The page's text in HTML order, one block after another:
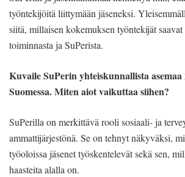
työntekijöitä liittymään jäseneksi.
siitä, millaisen kokemuksen työntekijät saavat
toiminnasta ja SuPerista.
Kuvaile SuPerin yhteiskunnallista
Suomessa. Miten aiot vaikuttaa siihen?
SuPerilla on merkittävä rooli sosiaali- ja
ammattijärjestönä. Se on tehnyt näkyväksi,
työoloissa jäsenet työskentelevät sekä sen,
haasteita alalla on.